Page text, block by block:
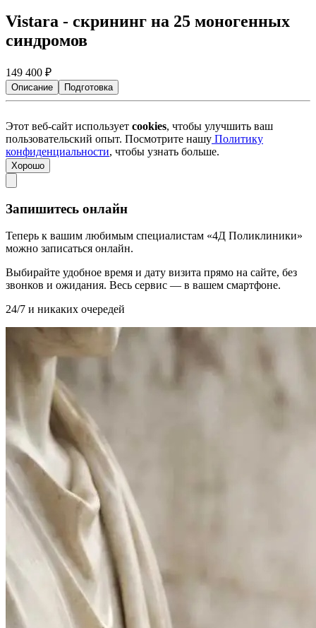
Vistara - скрининг на 25 моногенных
синдромов
149 400 ₽
Описание Подготовка
Этот веб-сайт использует cookies, чтобы улучшить ваш
пользовательский опыт. Посмотрите нашу Политику
конфиденциальности, чтобы узнать больше.
Хорошо
Запишитесь онлайн
Теперь к вашим любимым специалистам «4Д Поликлиники»
можно записаться онлайн.
Выбирайте удобное время и дату визита прямо на сайте, без
звонков и ожидания. Весь сервис — в вашем смартфоне.
24/7 и никаких очередей